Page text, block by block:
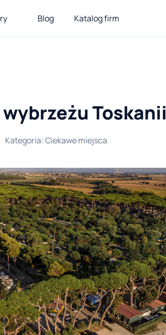
Blog Katalog firm
Toskanii
Kategoria: Ciekawe miejsca